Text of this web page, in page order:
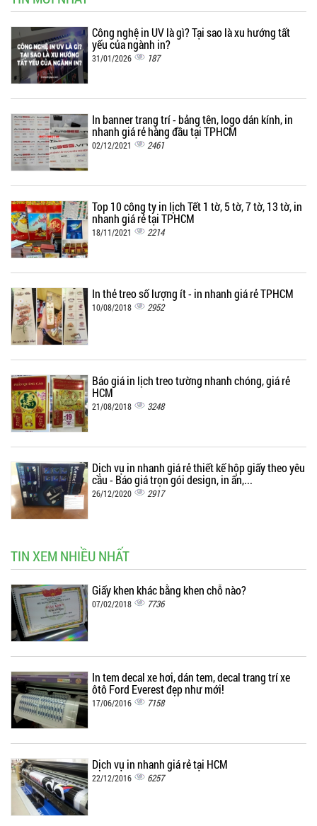
Công nghệ in UV là gì? Tại sao là xu hướng tất
yếu của ngành in?
31/01/2026 187
In banner trang trí - bảng tên, logo dán kính, in
nhanh giá rẻ hàng đầu tại TPHCM
02/12/2021 2461
Top 10 công ty in lịch Tết 1 tờ, 5 tờ, 7 tờ, 13 tờ, in
nhanh giá rẻ tại TPHCM
18/11/2021 2214
In thẻ treo số lượng ít - in nhanh giá rẻ TPHCM
10/08/2018 2952
Báo giá in lịch treo tường nhanh chóng, giá rẻ
HCM
21/08/2018 3248
Dịch vụ in nhanh giá rẻ thiết kế hộp giấy theo yêu
cầu - Báo giá trọn gói design, in ấn,...
26/12/2020 2917
TIN XEM NHIỀU NHẤT
Giấy khen khác bằng khen chỗ nào?
07/02/2018 7736
In tem decal xe hơi, dán tem, decal trang trí xe
ôtô Ford Everest đẹp như mới!
17/06/2016 7158
Dịch vụ in nhanh giá rẻ tại HCM
22/12/2016 6257